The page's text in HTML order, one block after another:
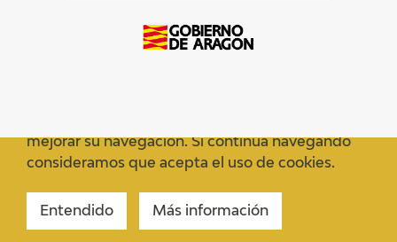
mejorar su navegación. Si continua navegando
consideramos que acepta el uso de cookies.
Entendido Más información